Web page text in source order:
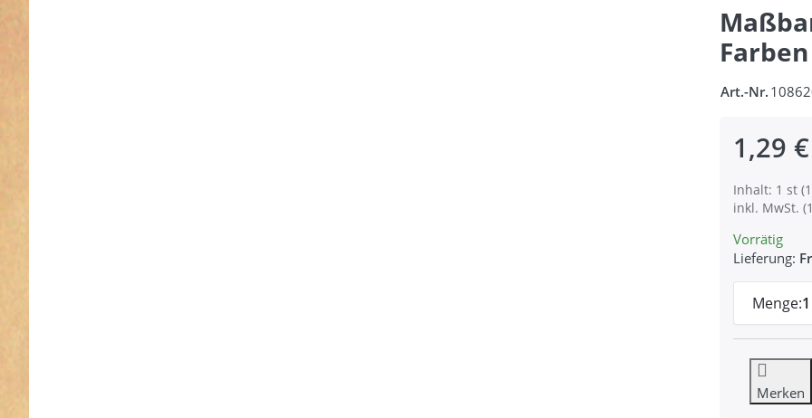
Art.-Nr.
1,29 €
Inhalt: 1 st
inkl. MwSt.
Vorrätig
Lieferung:
Menge:1
Merken